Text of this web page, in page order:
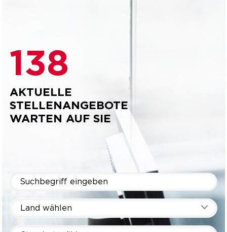
138
AKTUELLE
STELLENANGEBOTE
WARTEN AUF SIE
Land wählen